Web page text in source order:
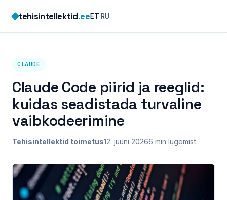
content
tehisintellektid.eeET·RU
CLAUDE
Claude Code piirid ja reeglid:
kuidas seadistada turvaline
vaibkodeerimine
Tehisintellektid toimetus12. juuni 20266 min lugemist